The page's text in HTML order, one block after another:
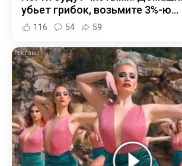
убьет грибок, возьмите 3%-ю…
116 54 59